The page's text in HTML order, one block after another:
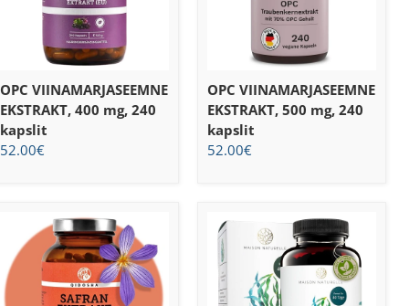
OPC VIINAMARJASEEMNE
EKSTRAKT, 400 mg, 240
kapslit
52.00€
OPC VIINAMARJASEEMNE
EKSTRAKT, 500 mg, 240
kapslit
52.00€